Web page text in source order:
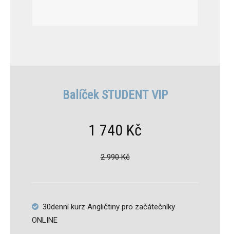
Balíček STUDENT VIP
1 740 Kč
2 990 Kč
30denní kurz Angličtiny pro začátečníky
ONLINE